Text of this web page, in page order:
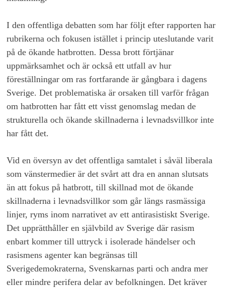
I den offentliga debatten som har följt efter rapporten har
rubrikerna och fokusen istället i princip uteslutande varit
på de ökande hatbrotten. Dessa brott förtjänar
uppmärksamhet och är också ett utfall av hur
föreställningar om ras fortfarande är gångbara i dagens
Sverige. Det problematiska är orsaken till varför frågan
om hatbrotten har fått ett visst genomslag medan de
strukturella och ökande skillnaderna i levnadsvillkor inte
har fått det.
Vid en översyn av det offentliga samtalet i såväl liberala
som vänstermedier är det svårt att dra en annan slutsats
än att fokus på hatbrott, till skillnad mot de ökande
skillnaderna i levnadsvillkor som går längs rasmässiga
linjer, ryms inom narrativet av ett antirasistiskt Sverige.
Det upprätthåller en självbild av Sverige där rasism
enbart kommer till uttryck i isolerade händelser och
rasismens agenter kan begränsas till
Sverigedemokraterna, Svenskarnas parti och andra mer
eller mindre perifera delar av befolkningen. Det kräver